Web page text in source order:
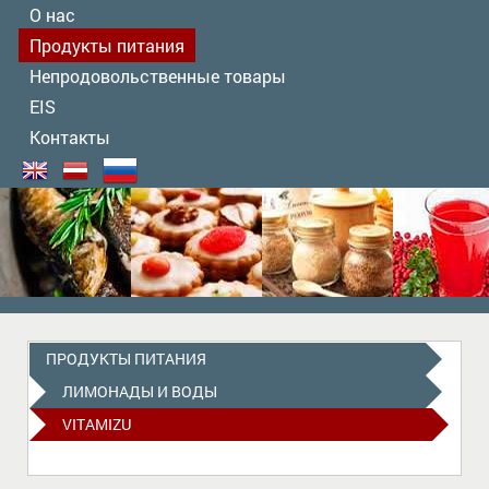
О нас
Продукты питания
Непродовольственные товары
EIS
Контакты
ПРОДУКТЫ ПИТАНИЯ
ЛИМОНАДЫ И ВОДЫ
VITAMIZU